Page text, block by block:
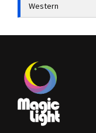
Western